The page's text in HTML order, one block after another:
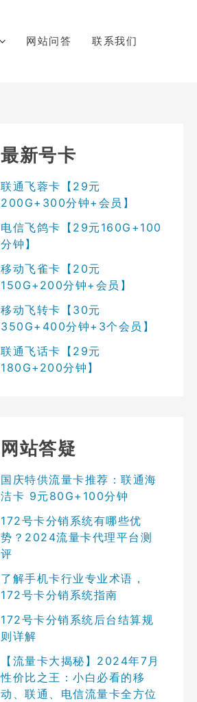
网站问答 联系我们
最新号卡
联通飞蓉卡【29元
200G+300分钟+会员】
电信飞鸽卡【29元160G+100
分钟】
移动飞雀卡【20元
150G+200分钟+会员】
移动飞转卡【30元
350G+400分钟+3个会员】
联通飞话卡【29元
180G+200分钟】
网站答疑
国庆特供流量卡推荐：联通海
洁卡 9元80G+100分钟
172号卡分销系统有哪些优
势？2024流量卡代理平台测
评
了解手机卡行业专业术语，
172号卡分销系统指南
172号卡分销系统后台结算规
则详解
【流量卡大揭秘】2024年7月
性价比之王：小白必看的移
动、联通、电信流量卡全方位